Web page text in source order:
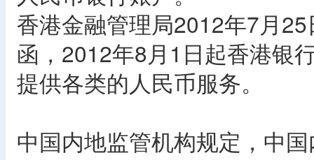
香港金融管理局2012年7月
函，2012年8月1日起香港银
提供各类的人民币服务。
中国内地监管机构规定，中